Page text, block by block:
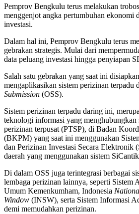
Pemprov Bengkulu terus melakukan
menggenjot angka pertumbuhan ekonomi
investasi.
Dalam hal ini, Pemprov Bengkulu terus
gebrakan strategis. Mulai dari
data peluang investasi hingga penyiapan
Salah satu gebrakan yang saat ini
mengaplikasikan sistem perizinan terpadu
Submission (OSS).
Sistem perizinan terpadu daring ini,
teknologi informasi yang menghubungkan
perizinan terpusat (PTSP), di Badan
(BKPM) yang saat ini menggunakan
dan Perizinan Investasi Secara Elektronik
daerah yang menggunakan sistem
Di dalam OSS juga terintegrasi berbagai
lembaga perizinan lainnya, seperti Sistem
Umum Kemenkumham, Indonesia
Window (INSW), serta Sistem Informasi
demi memudahkan perizinan.